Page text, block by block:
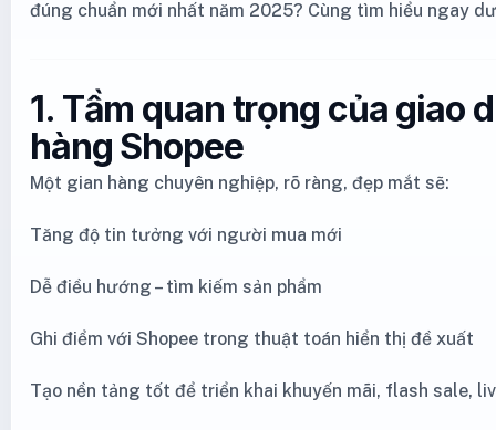
đúng chuẩn mới nhất năm 2025? Cùng tìm hiểu ngay
1. Tầm quan trọng của giao
hàng Shopee
Một gian hàng chuyên nghiệp, rõ ràng, đẹp mắt sẽ:
Tăng độ tin tưởng với người mua mới
Dễ điều hướng – tìm kiếm sản phẩm
Ghi điểm với Shopee trong thuật toán hiển thị đề xuất
Tạo nền tảng tốt để triển khai khuyến mãi, flash sale,